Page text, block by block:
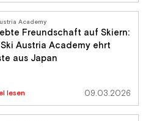
Academy
Freundschaft auf Skiern:
Austria Academy ehrt
aus Japan
lesen 09.03.2026